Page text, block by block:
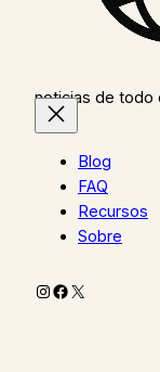
noticias de todo
Blog
FAQ
Recursos
Sobre
Instagram
Facebook
X